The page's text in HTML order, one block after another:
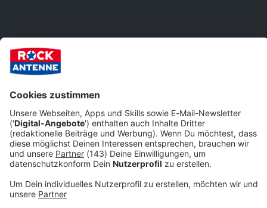
JETZT MITMACHEN UND DAS AKTUELLE ALBUM DER WOCHE
ABSTAUBEN!
Noch leichter mitmachen…
deinem Konto, so kannst du noch viel einfacher
bei unseren Aktionen mitmachen!
Hier geht's nur mit